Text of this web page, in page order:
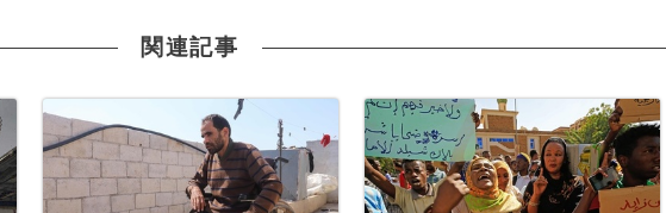
関連記事